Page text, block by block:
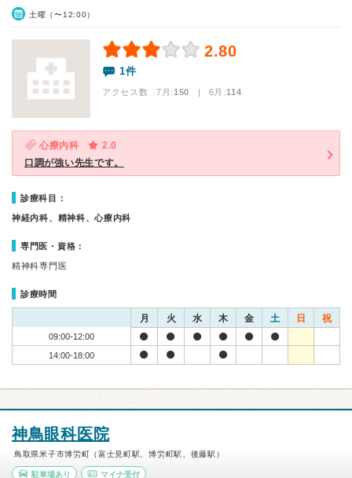
土曜（〜12:00）
2.80
1件
アクセス数 7月:150 | 6月:114
心療内科
2.0
口調が強い先生です。
診療科目：
神経内科、精神科、心療内科
専門医・資格：
精神科専門医
診療時間
月 火 水 木 金 土 日 祝
09:00-12:00
14:00-18:00
神鳥眼科医院
鳥取県米子市博労町（富士見町駅、博労町駅、後藤駅）
駐車場あり マイナ受付